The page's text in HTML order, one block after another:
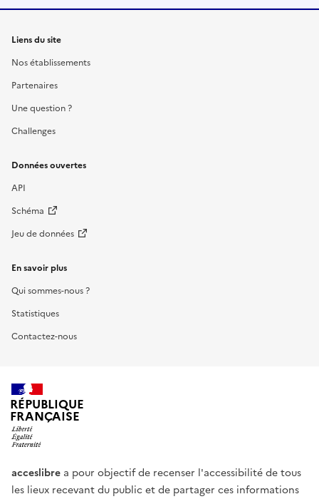
Liens du site
Nos établissements
Partenaires
Une question ?
Challenges
Données ouvertes
API
Schéma
Jeu de données
En savoir plus
Qui sommes-nous ?
Statistiques
Contactez-nous
RÉPUBLIQUE
FRANÇAISE
acceslibre a pour objectif de recenser l'accessibilité de tous
les lieux recevant du public et de partager ces informations